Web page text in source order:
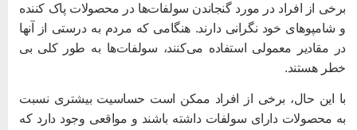
از افراد در مورد گنجاندن سولفات‌ها در محصولات پاک کننده
شامپوهای خود نگرانی دارند. هنگامی که مردم به درستی از آنها
مقادیر معمولی استفاده می‌کنند، سولفات‌ها به طور کلی بی
هستند.
این حال، برخی از افراد ممکن است حساسیت بیشتری نسبت
محصولات دارای سولفات داشته باشند و مواقعی وجود دارد که